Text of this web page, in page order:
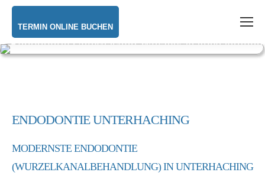
TERMIN ONLINE BUCHEN
ENDODONTIE UNTERHACHING
MODERNSTE ENDODONTIE
(WURZELKANALBEHANDLUNG) IN UNTERHACHING